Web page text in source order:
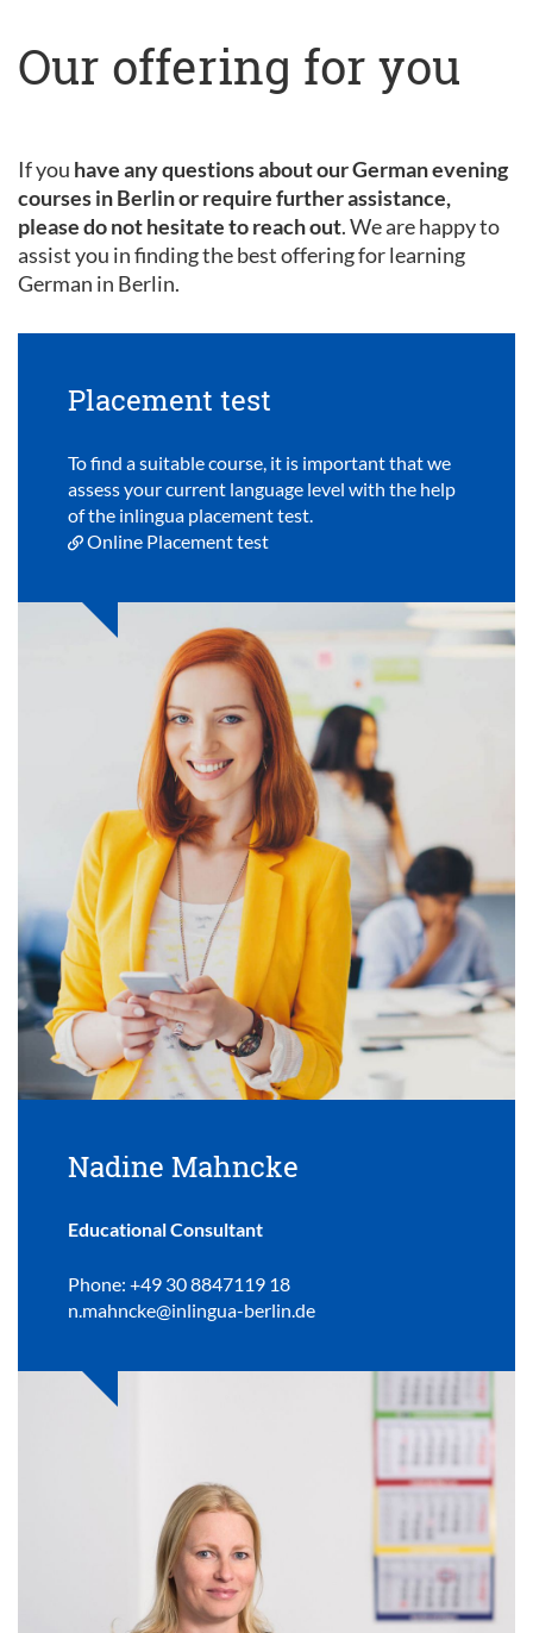
Our offering for you
If you have any questions about our German evening
courses in Berlin or require further assistance,
please do not hesitate to reach out. We are happy to
assist you in finding the best offering for learning
German in Berlin.
Placement test
To find a suitable course, it is important that we
assess your current language level with the help
of the inlingua placement test.
Online Placement test
Nadine Mahncke
Educational Consultant
Phone: +49 30 8847119 18
n.mahncke@inlingua-berlin.de